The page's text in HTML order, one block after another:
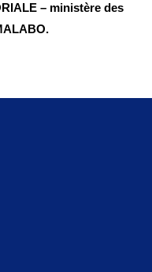
– ministère des